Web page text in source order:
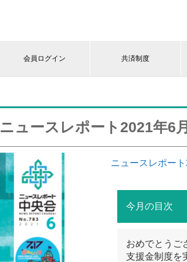
会員ログイン 共済制度
ニュースレポート2021年6
ニュースレポー
今月の目次
おめでとうご
支援金制度を